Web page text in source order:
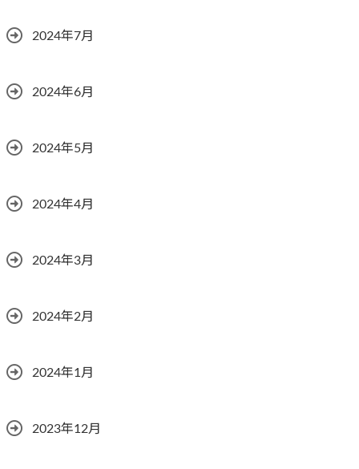
2024年7月
2024年6月
2024年5月
2024年4月
2024年3月
2024年2月
2024年1月
2023年12月